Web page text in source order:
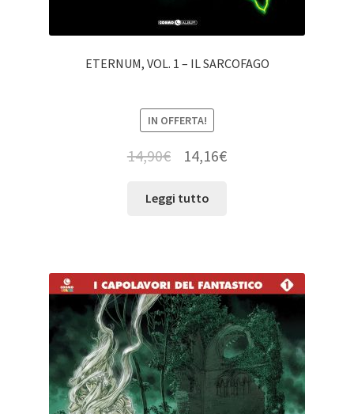
ETERNUM, VOL. 1 – IL SARCOFAGO
IN OFFERTA!
14,90€ 14,16€
Leggi tutto